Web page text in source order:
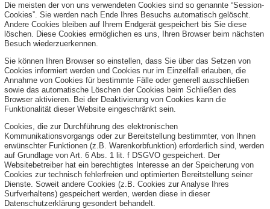
Die meisten der von uns verwendeten Cookies sind so genannte “Session-
Cookies”. Sie werden nach Ende Ihres Besuchs automatisch gelöscht.
Andere Cookies bleiben auf Ihrem Endgerät gespeichert bis Sie diese
löschen. Diese Cookies ermöglichen es uns, Ihren Browser beim nächsten
Besuch wiederzuerkennen.
Sie können Ihren Browser so einstellen, dass Sie über das Setzen von
Cookies informiert werden und Cookies nur im Einzelfall erlauben, die
Annahme von Cookies für bestimmte Fälle oder generell ausschließen
sowie das automatische Löschen der Cookies beim Schließen des
Browser aktivieren. Bei der Deaktivierung von Cookies kann die
Funktionalität dieser Website eingeschränkt sein.
Cookies, die zur Durchführung des elektronischen
Kommunikationsvorgangs oder zur Bereitstellung bestimmter, von Ihnen
erwünschter Funktionen (z.B. Warenkorbfunktion) erforderlich sind, werden
auf Grundlage von Art. 6 Abs. 1 lit. f DSGVO gespeichert. Der
Websitebetreiber hat ein berechtigtes Interesse an der Speicherung von
Cookies zur technisch fehlerfreien und optimierten Bereitstellung seiner
Dienste. Soweit andere Cookies (z.B. Cookies zur Analyse Ihres
Surfverhaltens) gespeichert werden, werden diese in dieser
Datenschutzerklärung gesondert behandelt.